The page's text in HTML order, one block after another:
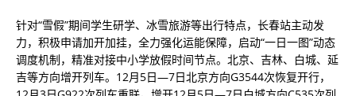
针对“雪假”期间学生研学、冰雪旅游等出行特点，长春站主动发
力，积极申请加开加挂，全力强化运能保障，启动“一日一图”动态
调度机制，精准对接中小学放假时间节点。北京、吉林、白城、延
吉等方向增开列车。12月5日—7日北京方向G3544次恢复开行，